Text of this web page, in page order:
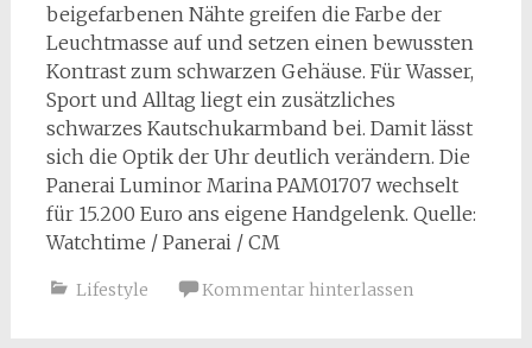
beigefarbenen Nähte greifen die Farbe der
Leuchtmasse auf und setzen einen bewussten
Kontrast zum schwarzen Gehäuse. Für Wasser,
Sport und Alltag liegt ein zusätzliches
schwarzes Kautschukarmband bei. Damit lässt
sich die Optik der Uhr deutlich verändern. Die
Panerai Luminor Marina PAM01707 wechselt
für 15.200 Euro ans eigene Handgelenk. Quelle:
Watchtime / Panerai / CM
Lifestyle Kommentar hinterlassen